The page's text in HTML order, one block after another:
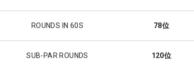
ROUNDS IN 60S 78位
SUB-PAR ROUNDS 120位